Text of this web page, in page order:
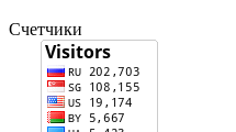
Счетчики